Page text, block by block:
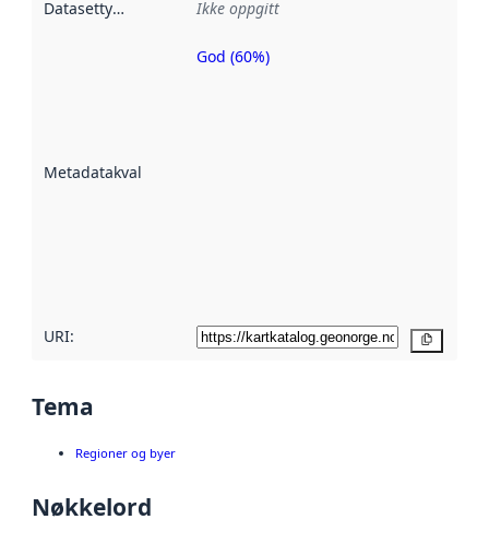
Datasettype Ikke oppgitt
Metadatakvalitet
Metadatakvalitet
God (60%)
URI:
Tema
Regioner og byer
Nøkkelord